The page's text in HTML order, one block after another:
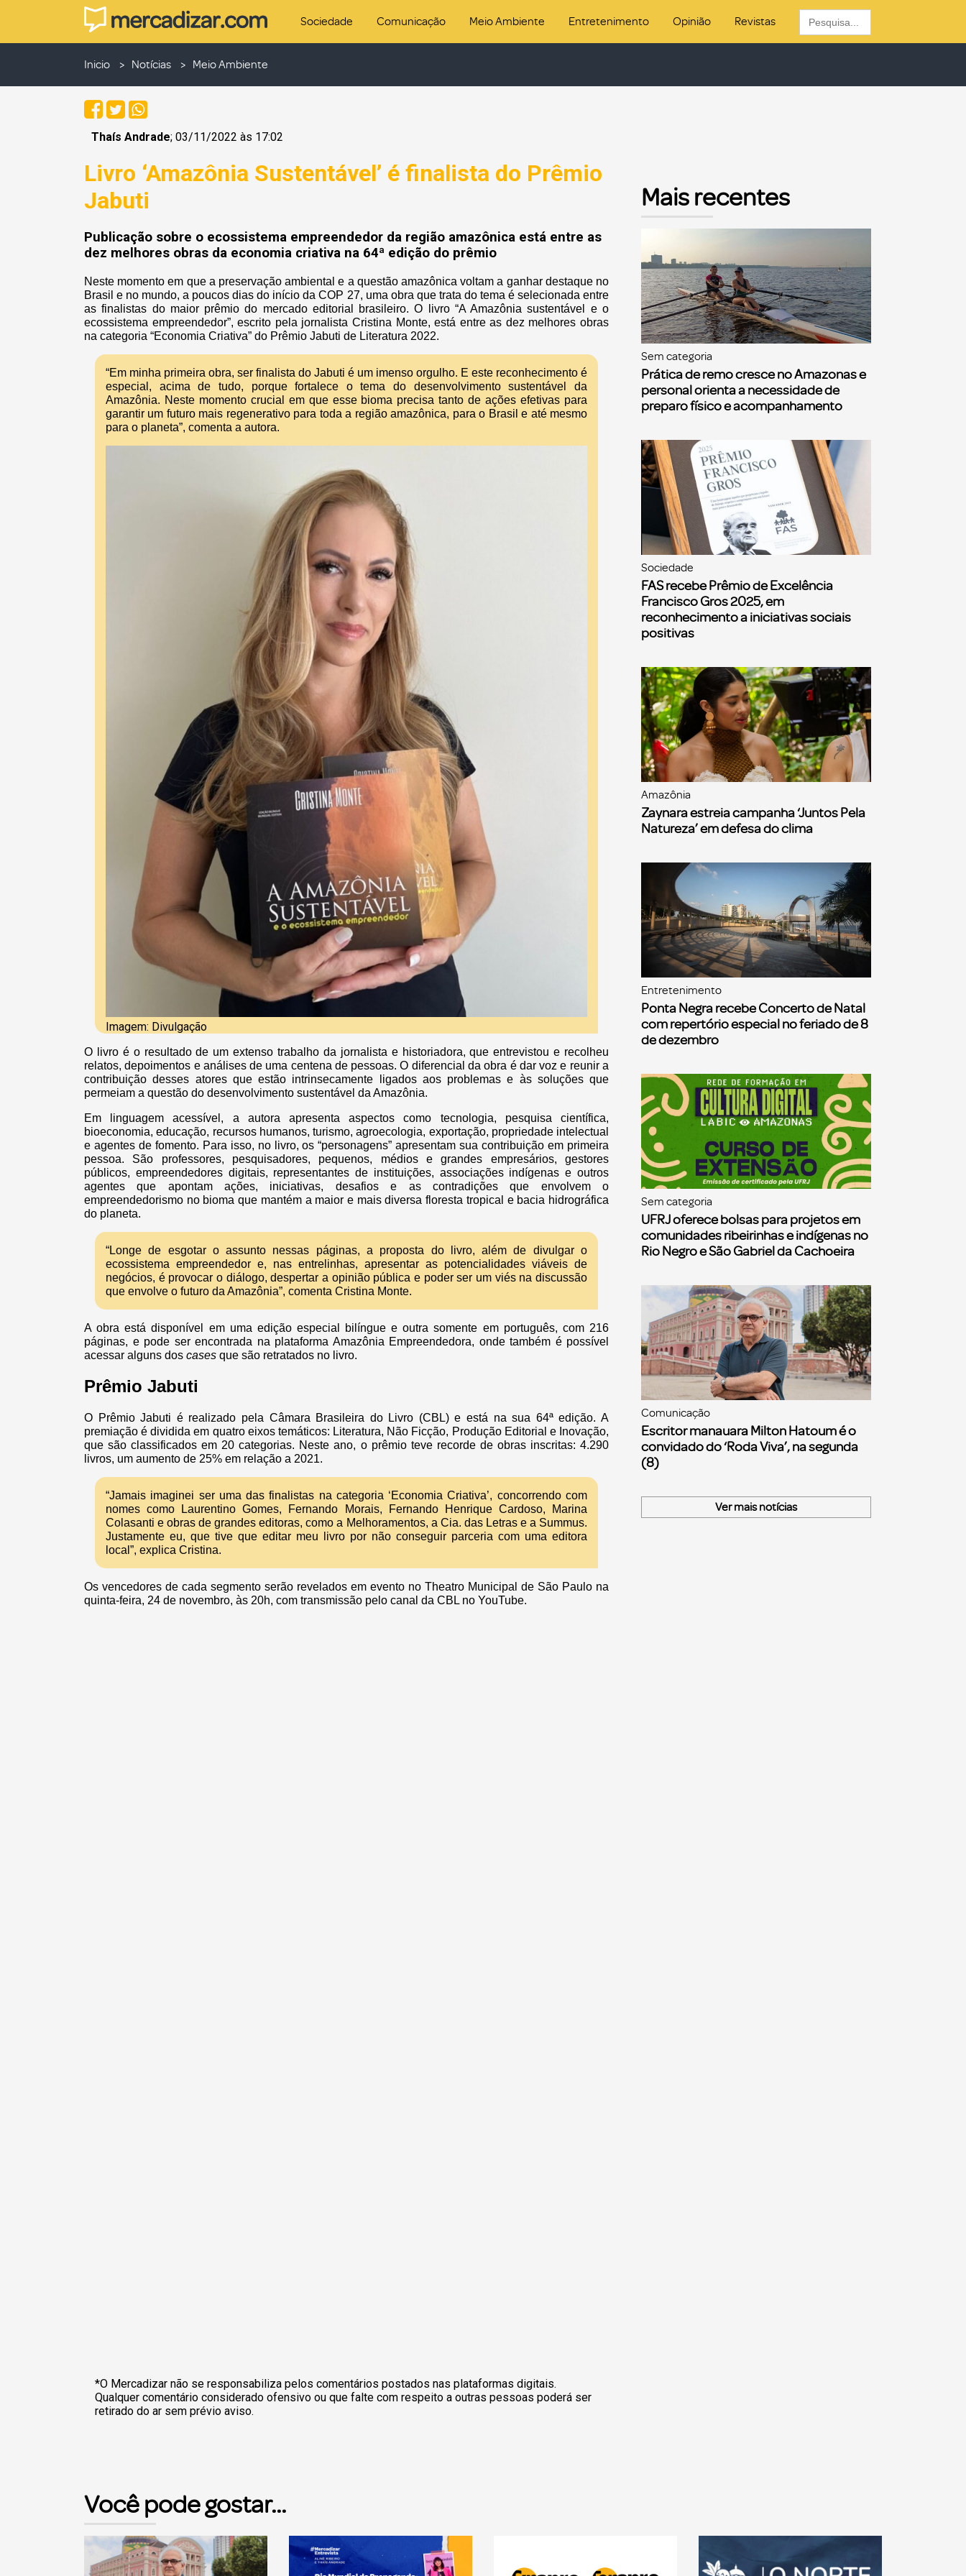
Sociedade Comunicação Meio Ambiente Entretenimento Opinião Revistas
Search
for:
Inicio Notícias Meio Ambiente
Thaís Andrade; 03/11/2022 às 17:02
Livro ‘Amazônia Sustentável’ é finalista do Prêmio
Jabuti
Publicação sobre o ecossistema empreendedor da região amazônica está entre as
dez melhores obras da economia criativa na 64ª edição do prêmio
Neste momento em que a preservação ambiental e a questão amazônica voltam a ganhar destaque no
Brasil e no mundo, a poucos dias do início da COP 27, uma obra que trata do tema é selecionada entre
as finalistas do maior prêmio do mercado editorial brasileiro. O livro “A Amazônia sustentável e o
ecossistema empreendedor”, escrito pela jornalista Cristina Monte, está entre as dez melhores obras
na categoria “Economia Criativa” do Prêmio Jabuti de Literatura 2022.
“Em minha primeira obra, ser finalista do Jabuti é um imenso orgulho. E este reconhecimento é
especial, acima de tudo, porque fortalece o tema do desenvolvimento sustentável da
Amazônia. Neste momento crucial em que esse bioma precisa tanto de ações efetivas para
garantir um futuro mais regenerativo para toda a região amazônica, para o Brasil e até mesmo
para o planeta”, comenta a autora.
Imagem: Divulgação
O livro é o resultado de um extenso trabalho da jornalista e historiadora, que entrevistou e recolheu
relatos, depoimentos e análises de uma centena de pessoas. O diferencial da obra é dar voz e reunir a
contribuição desses atores que estão intrinsecamente ligados aos problemas e às soluções que
permeiam a questão do desenvolvimento sustentável da Amazônia.
Em linguagem acessível, a autora apresenta aspectos como tecnologia, pesquisa científica,
bioeconomia, educação, recursos humanos, turismo, agroecologia, exportação, propriedade intelectual
e agentes de fomento. Para isso, no livro, os “personagens” apresentam sua contribuição em primeira
pessoa. São professores, pesquisadores, pequenos, médios e grandes empresários, gestores
públicos, empreendedores digitais, representantes de instituições, associações indígenas e outros
agentes que apontam ações, iniciativas, desafios e as contradições que envolvem o
empreendedorismo no bioma que mantém a maior e mais diversa floresta tropical e bacia hidrográfica
do planeta.
“Longe de esgotar o assunto nessas páginas, a proposta do livro, além de divulgar o
ecossistema empreendedor e, nas entrelinhas, apresentar as potencialidades viáveis de
negócios, é provocar o diálogo, despertar a opinião pública e poder ser um viés na discussão
que envolve o futuro da Amazônia”, comenta Cristina Monte.
A obra está disponível em uma edição especial bilíngue e outra somente em português, com 216
páginas, e pode ser encontrada na plataforma Amazônia Empreendedora, onde também é possível
acessar alguns dos cases que são retratados no livro.
Prêmio Jabuti
O Prêmio Jabuti é realizado pela Câmara Brasileira do Livro (CBL) e está na sua 64ª edição. A
premiação é dividida em quatro eixos temáticos: Literatura, Não Ficção, Produção Editorial e Inovação,
que são classificados em 20 categorias. Neste ano, o prêmio teve recorde de obras inscritas: 4.290
livros, um aumento de 25% em relação a 2021.
“Jamais imaginei ser uma das finalistas na categoria ‘Economia Criativa’, concorrendo com
nomes como Laurentino Gomes, Fernando Morais, Fernando Henrique Cardoso, Marina
Colasanti e obras de grandes editoras, como a Melhoramentos, a Cia. das Letras e a Summus.
Justamente eu, que tive que editar meu livro por não conseguir parceria com uma editora
local”, explica Cristina.
Os vencedores de cada segmento serão revelados em evento no Theatro Municipal de São Paulo na
quinta-feira, 24 de novembro, às 20h, com transmissão pelo canal da CBL no YouTube.
*O Mercadizar não se responsabiliza pelos comentários postados nas plataformas digitais.
Qualquer comentário considerado ofensivo ou que falte com respeito a outras pessoas poderá ser
retirado do ar sem prévio aviso.
Mais recentes
Sem categoria
Prática de remo cresce no Amazonas e
personal orienta a necessidade de
preparo físico e acompanhamento
Sociedade
FAS recebe Prêmio de Excelência
Francisco Gros 2025, em
reconhecimento a iniciativas sociais
positivas
Amazônia
Zaynara estreia campanha ‘Juntos Pela
Natureza’ em defesa do clima
Entretenimento
Ponta Negra recebe Concerto de Natal
com repertório especial no feriado de 8
de dezembro
Sem categoria
UFRJ oferece bolsas para projetos em
comunidades ribeirinhas e indígenas no
Rio Negro e São Gabriel da Cachoeira
Comunicação
Escritor manauara Milton Hatoum é o
convidado do ‘Roda Viva’, na segunda
(8)
Ver mais notícias
Você pode gostar...